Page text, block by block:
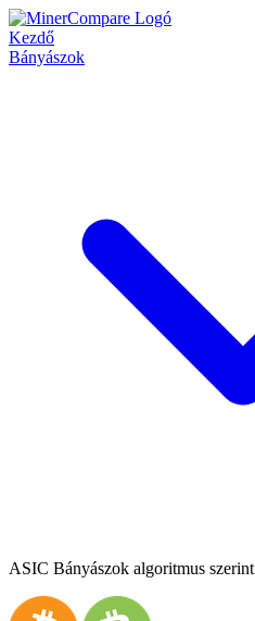
Kezdő
Bányászok
ASIC Bányászok algoritmus szerint